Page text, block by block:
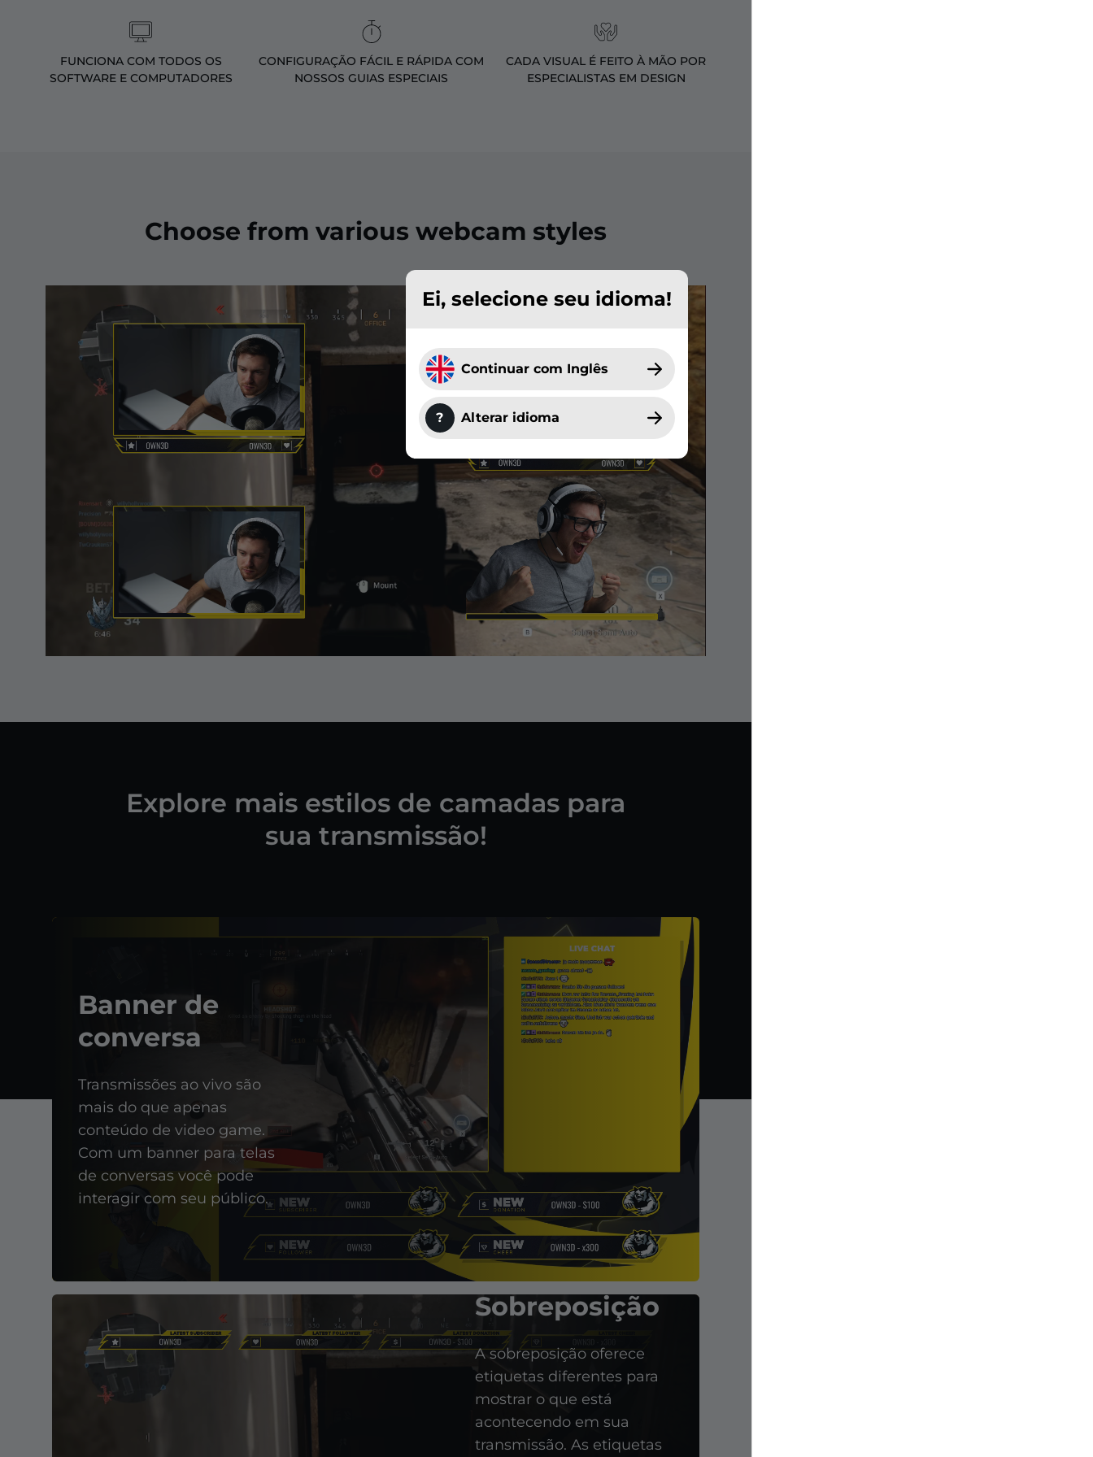
Ei, selecione seu idioma!
Continuar com Inglês
? Alterar idioma
FUNCIONA COM TODOS OS
SOFTWARE E COMPUTADORES
CONFIGURAÇÃO FÁCIL E RÁPIDA COM
NOSSOS GUIAS ESPECIAIS
CADA VISUAL É FEITO À MÃO POR
ESPECIALISTAS EM DESIGN
Choose from various webcam styles
Explore mais estilos de camadas para
sua transmissão!
Banner de
conversa
Transmissões ao vivo são
mais do que apenas
conteúdo de video game.
Com um banner para telas
de conversas você pode
interagir com seu público.
Sobreposição
A sobreposição oferece
etiquetas diferentes para
mostrar o que está
acontecendo em sua
transmissão. As etiquetas